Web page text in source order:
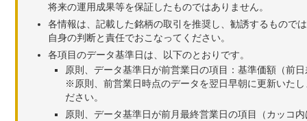
将来の運用成果等を保証したものではありません。
各情報は、記載した銘柄の取引を推奨し、勧誘するもので
自身の判断と責任でおこなってください。
各項目のデータ基準日は、以下のとおりです。
原則、データ基準日が前営業日の項目：基準価額（前
※原則、前営業日時点のデータを翌日早朝に更新いた
ださい。
原則、データ基準日が前月最終営業日の項目（カッコ